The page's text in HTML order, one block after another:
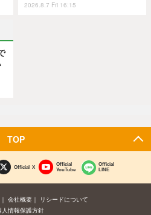
2026.8.7 Fri 16:15
TOP
Official X
Official
YouTube
Official
LINE
会社概要
リシードについて
人情報保護方針